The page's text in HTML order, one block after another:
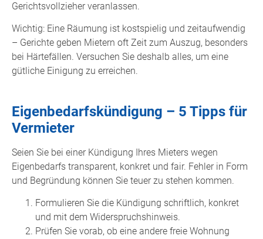
Gerichtsvollzieher veranlassen.
Wichtig: Eine Räumung ist kostspielig und zeitaufwendig
– Gerichte geben Mietern oft Zeit zum Auszug, besonders
bei Härtefällen. Versuchen Sie deshalb alles, um eine
gütliche Einigung zu erreichen.
Eigenbedarfskündigung – 5 Tipps für
Vermieter
Seien Sie bei einer Kündigung Ihres Mieters wegen
Eigenbedarfs transparent, konkret und fair. Fehler in Form
und Begründung können Sie teuer zu stehen kommen.
Formulieren Sie die Kündigung schriftlich, konkret
und mit dem Widerspruchshinweis.
Prüfen Sie vorab, ob eine andere freie Wohnung